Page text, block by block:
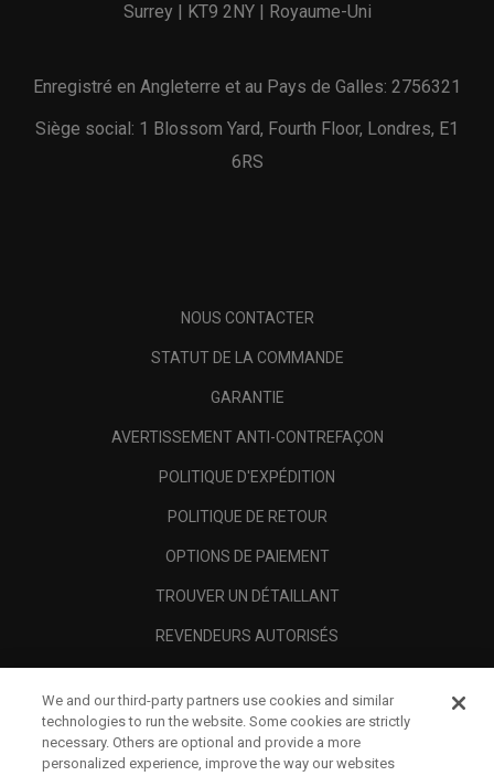
Surrey | KT9 2NY | Royaume-Uni
Enregistré en Angleterre et au Pays de Galles: 2756321
Siège social: 1 Blossom Yard, Fourth Floor, Londres, E1
6RS
NOUS CONTACTER
STATUT DE LA COMMANDE
GARANTIE
AVERTISSEMENT ANTI-CONTREFAÇON
POLITIQUE D'EXPÉDITION
POLITIQUE DE RETOUR
OPTIONS DE PAIEMENT
TROUVER UN DÉTAILLANT
REVENDEURS AUTORISÉS
A PROPOS
MENTIONS LÉGALES
We and our third-party partners use cookies and similar
technologies to run the website. Some cookies are strictly
necessary. Others are optional and provide a more
personalized experience, improve the way our websites